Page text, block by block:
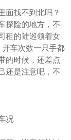
面找不到北吗？
探险的地方，不
租的陆巡领着女
车次数一只手都
的时候，还差点
还是注意吧，不
况